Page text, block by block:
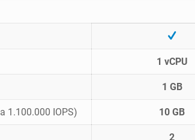
1 vCPU
1 GB
1.100.000 IOPS) 10 GB
2